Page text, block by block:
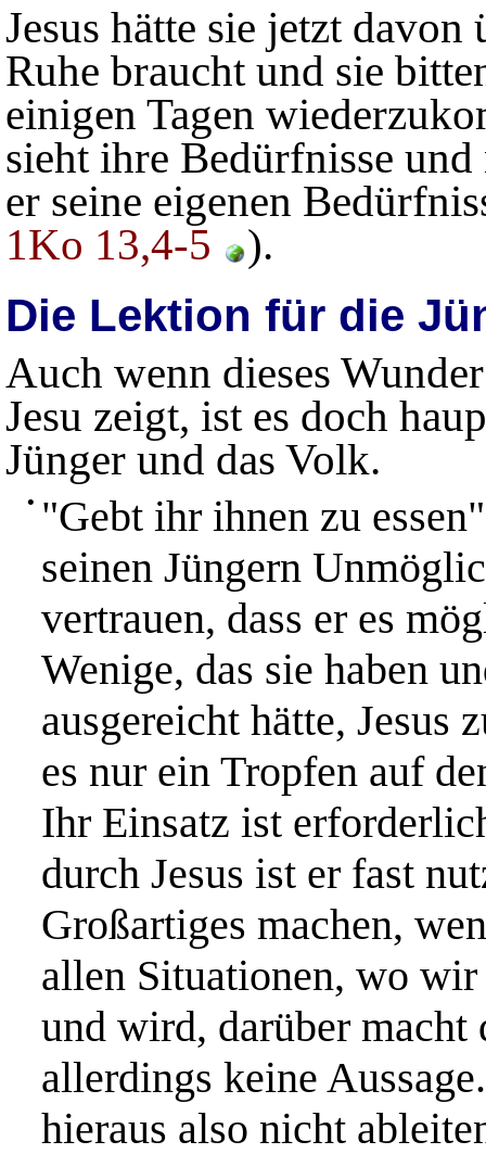
Jesus hätte sie jetzt davon
Ruhe braucht und sie
einigen Tagen
sieht ihre Bedürfnisse
er seine eigenen
1Ko 13,4-5
).
Die Lektion für die
Auch wenn dieses
Jesu zeigt, ist es doch
Jünger und das Volk.
• "Gebt ihr ihnen zu
seinen Jüngern
vertrauen, dass er es
Wenige, das sie haben
ausgereicht hätte, Jesus
es nur ein Tropfen auf
Ihr Einsatz ist
durch Jesus ist er fast
Großartiges machen,
allen Situationen, wo
und wird, darüber
allerdings keine
hieraus also nicht